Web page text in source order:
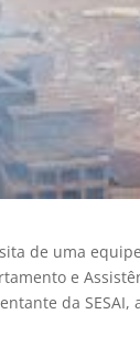
de uma
e
da SESAI,